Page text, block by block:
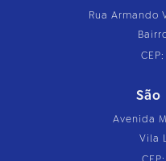
Rua Armando
São
Avenida
Vila